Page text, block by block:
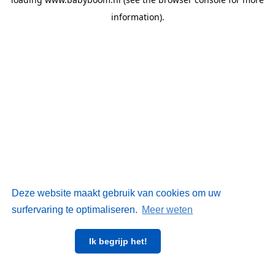
Deze website maakt gebruik van cookies om uw
surfervaring te optimaliseren. Meer weten
Ik begrijp het!
information).